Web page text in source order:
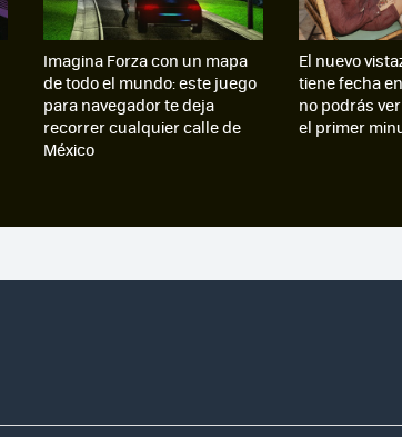
Imagina Forza con un mapa
de todo el mundo: este juego
para navegador te deja
recorrer cualquier calle de
México
El nuevo
tiene fecha
no podrás
el primer